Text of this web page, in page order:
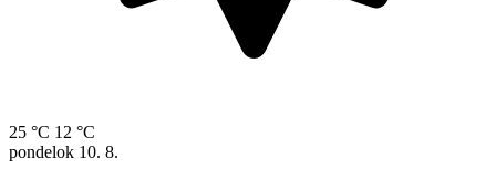
25 °C 12 °C
pondelok 10. 8.